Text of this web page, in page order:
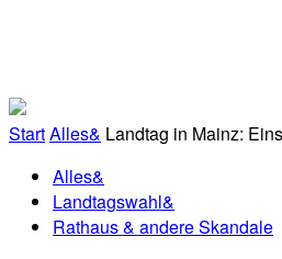
StartAlles& Landtag in Mainz:
Alles&
Landtagswahl&
Rathaus & andere Skandale